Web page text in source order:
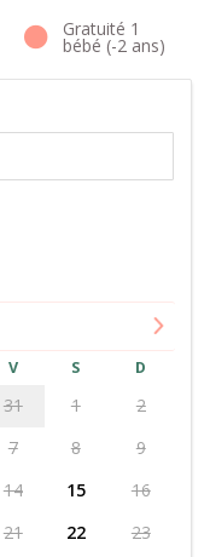
Gratuité 1
bébé (-2 ans)
V S D
31 1
2
7 8
9
14 15
16
21 22
23